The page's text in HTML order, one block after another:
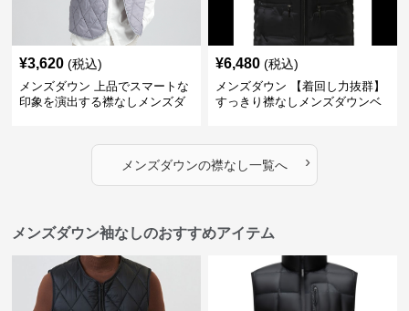
¥3,620 (税込)
メンズダウン 上品でスマートな
印象を演出する襟なしメンズダ
¥6,480 (税込)
メンズダウン 【着回し力抜群】
すっきり襟なしメンズダウンベ
メンズダウンの襟なし一覧へ ›
メンズダウン袖なしのおすすめアイテム